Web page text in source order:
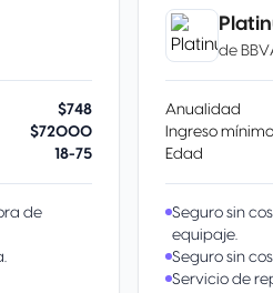
Protección de
$748
$72000
18-75
de
de
Anualidad
Ingreso mínimo
Edad
Seguro sin
equipaje.
Seguro sin
Servicio de